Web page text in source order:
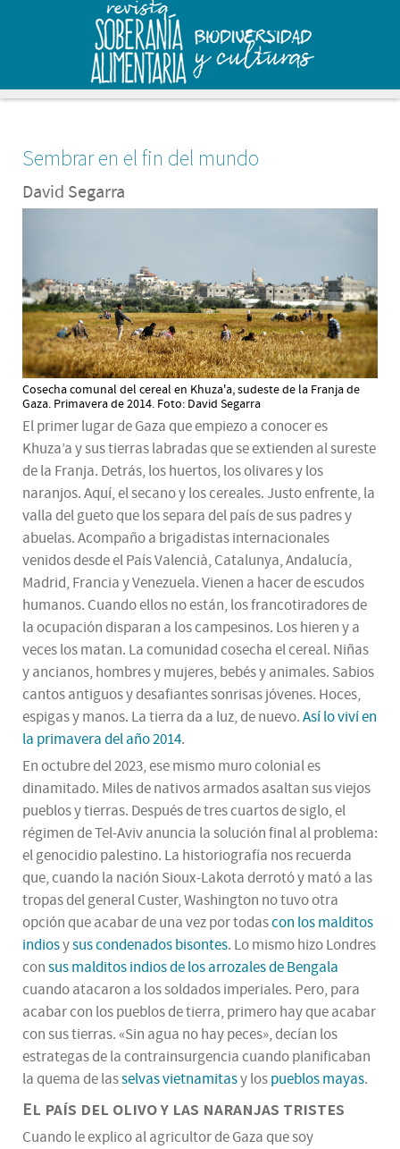
Sembrar en el fin del mundo
David Segarra
Cosecha comunal del cereal en Khuza'a, sudeste de la Franja de
Gaza. Primavera de 2014. Foto: David Segarra
El primer lugar de Gaza que empiezo a conocer es
Khuza’a y sus tierras labradas que se extienden al sureste
de la Franja. Detrás, los huertos, los olivares y los
naranjos. Aquí, el secano y los cereales. Justo enfrente, la
valla del gueto que los separa del país de sus padres y
abuelas. Acompaño a brigadistas internacionales
venidos desde el País Valencià, Catalunya, Andalucía,
Madrid, Francia y Venezuela. Vienen a hacer de escudos
humanos. Cuando ellos no están, los francotiradores de
la ocupación disparan a los campesinos. Los hieren y a
veces los matan. La comunidad cosecha el cereal. Niñas
y ancianos, hombres y mujeres, bebés y animales. Sabios
cantos antiguos y desafiantes sonrisas jóvenes. Hoces,
espigas y manos. La tierra da a luz, de nuevo.Así lo viví en
la primavera del año 2014.
En octubre del 2023, ese mismo muro colonial es
dinamitado. Miles de nativos armados asaltan sus viejos
pueblos y tierras. Después de tres cuartos de siglo, el
régimen de Tel-Aviv anuncia la solución final al problema:
el genocidio palestino. La historiografía nos recuerda
que, cuando la nación Sioux-Lakota derrotó y mató a las
tropas del general Custer, Washington no tuvo otra
opción que acabar de una vez por todascon los malditos
indiosysus condenados bisontes. Lo mismo hizo Londres
consus malditos indios de los arrozales de Bengala
cuando atacaron a los soldados imperiales. Pero, para
acabar con los pueblos de tierra, primero hay que acabar
con sus tierras. «Sin agua no hay peces», decían los
estrategas de la contrainsurgencia cuando planificaban
la quema de lasselvas vietnamitasy lospueblos mayas.
El país del olivo y las naranjas tristes
Cuando le explico al agricultor de Gaza que soy